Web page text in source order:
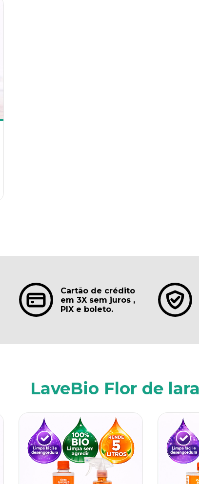
Cartão de crédito
em 3X sem juros ,
PIX e boleto.
LaveBio Flor de